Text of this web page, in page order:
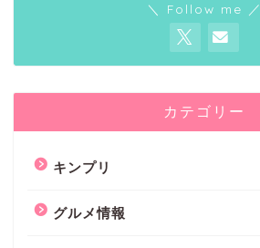
＼ Follow me ／
カテゴリー
キンプリ
グルメ情報